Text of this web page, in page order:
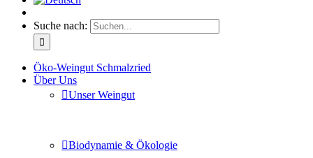
Suche nach:
Öko-Weingut Schmalzried
Über Uns
Unser Weingut
Biodynamie & Ökologie